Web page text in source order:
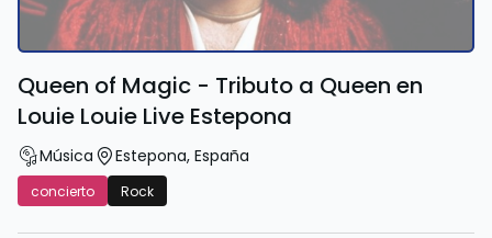
Queen of Magic - Tributo a Queen en
Louie Louie Live Estepona
Música Estepona, España
concierto Rock